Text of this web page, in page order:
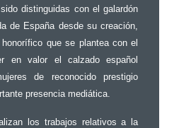
distinguidas con el galardón
de España desde su creación,
que se plantea con el
en valor el calzado español
de reconocido prestigio
presencia mediática.
los trabajos relativos a la